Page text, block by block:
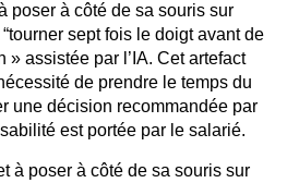
poser à côté de sa souris sur
sept fois le doigt avant de
» assistée par l’IA. Cet artefact
de prendre le temps du
une décision recommandée par
est portée par le salarié.
à poser à côté de sa souris sur